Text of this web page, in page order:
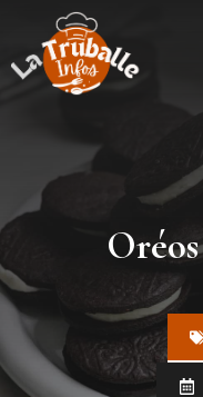
contenu